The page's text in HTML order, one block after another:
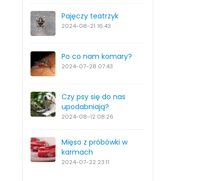
Pajęczy teatrzyk
2024-08-21 16:43
Po co nam komary?
2024-07-28 07:43
Czy psy się do nas
upodabniają?
2024-08-12 08:26
Mięso z próbówki w
karmach
2024-07-22 23:11